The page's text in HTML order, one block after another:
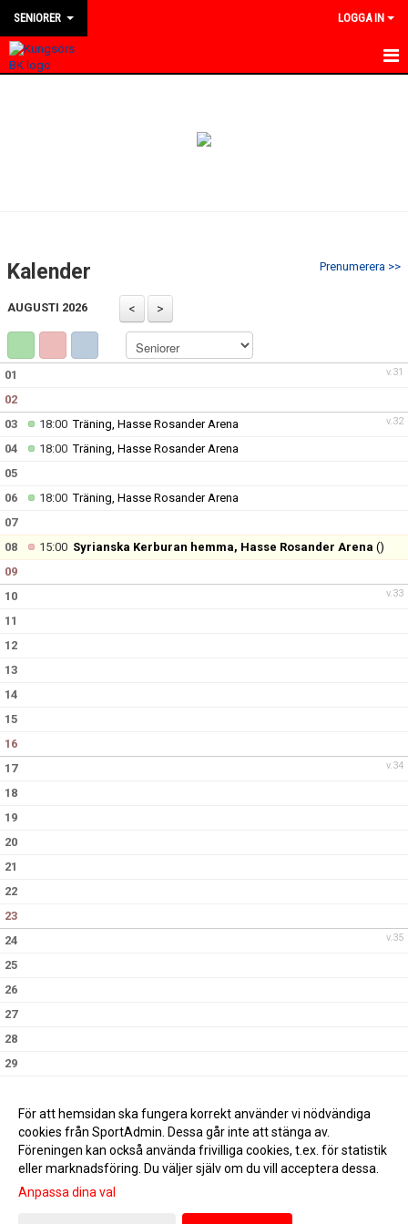
SENIORER LOGGA IN
MATCHER
DIVISION 4 VÄSTMANLAND
Prenumerera >>
Kalender
AUGUSTI 2026
v.31
01
02
v.32
03 18:00Träning, Hasse Rosander Arena
04
18:00Träning, Hasse Rosander Arena
05
06
18:00Träning, Hasse Rosander Arena
07
08
15:00 Syrianska Kerburan hemma, Hasse Rosander Arena ()
09
v.33
10
11
12
13
14
15
16
v.34
17
18
19
20
21
22
23
v.35
24
25
26
27
28
29
Gå till Webbversion
För att hemsidan ska fungera korrekt använder vi nödvändiga
cookies från SportAdmin. Dessa går inte att stänga av.
Föreningen kan också använda frivilliga cookies, t.ex. för statistik
eller marknadsföring. Du väljer själv om du vill acceptera dessa.
Anpassa dina val